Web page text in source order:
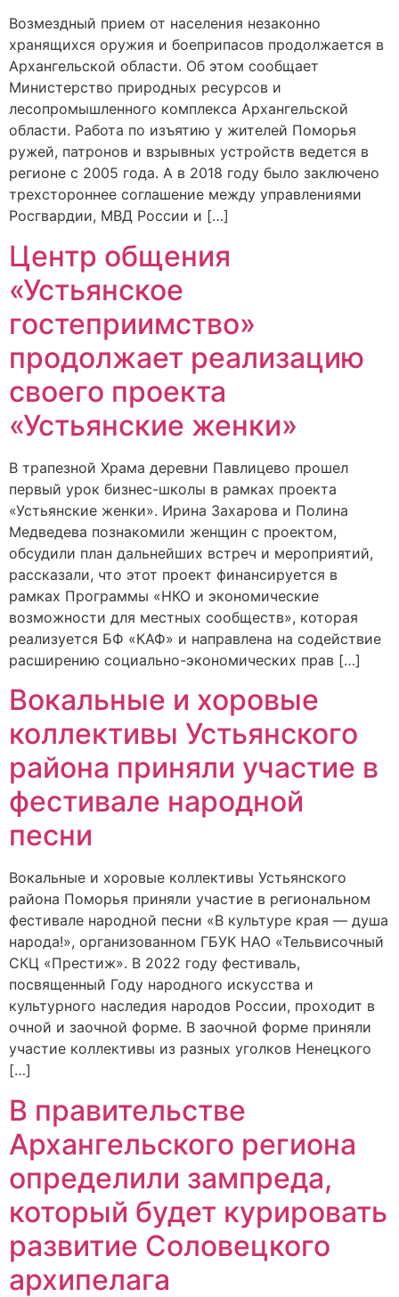
Возмездный прием от населения незаконно
хранящихся оружия и боеприпасов продолжается в
Архангельской области. Об этом сообщает
Министерство природных ресурсов и
лесопромышленного комплекса Архангельской
области. Работа по изъятию у жителей Поморья
ружей, патронов и взрывных устройств ведется в
регионе с 2005 года. А в 2018 году было заключено
трехстороннее соглашение между управлениями
Росгвардии, МВД России и […]
Центр общения
«Устьянское
гостеприимство»
продолжает реализацию
своего проекта
«Устьянские женки»
В трапезной Храма деревни Павлицево прошел
первый урок бизнес-школы в рамках проекта
«Устьянские женки». Ирина Захарова и Полина
Медведева познакомили женщин с проектом,
обсудили план дальнейших встреч и мероприятий,
рассказали, что этот проект финансируется в
рамках Программы «НКО и экономические
возможности для местных сообществ», которая
реализуется БФ «КАФ» и направлена на содействие
расширению социально-экономических прав […]
Вокальные и хоровые
коллективы Устьянского
района приняли участие в
фестивале народной
песни
Вокальные и хоровые коллективы Устьянского
района Поморья приняли участие в региональном
фестивале народной песни «В культуре края — душа
народа!», организованном ГБУК НАО «Тельвисочный
СКЦ «Престиж». В 2022 году фестиваль,
посвященный Году народного искусства и
культурного наследия народов России, проходит в
очной и заочной форме. В заочной форме приняли
участие коллективы из разных уголков Ненецкого
[…]
В правительстве
Архангельского региона
определили зампреда,
который будет курировать
развитие Соловецкого
архипелага